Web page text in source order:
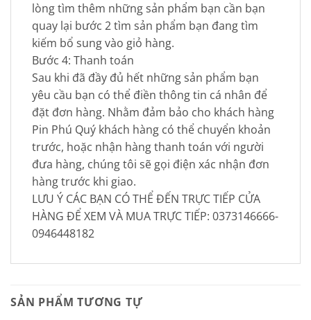
lòng tìm thêm những sản phẩm bạn cần bạn
quay lại bước 2 tìm sản phẩm bạn đang tìm
kiếm bổ sung vào giỏ hàng.
Bước 4: Thanh toán
Sau khi đã đầy đủ hết những sản phẩm bạn
yêu cầu bạn có thể điền thông tin cá nhân để
đặt đơn hàng. Nhằm đảm bảo cho khách hàng
Pin Phú Quý khách hàng có thể chuyển khoản
trước, hoặc nhận hàng thanh toán với người
đưa hàng, chúng tôi sẽ gọi điện xác nhận đơn
hàng trước khi giao.
LƯU Ý CÁC BẠN CÓ THỂ ĐẾN TRỰC TIẾP CỬA
HÀNG ĐỂ XEM VÀ MUA TRỰC TIẾP: 0373146666-
0946448182
SẢN PHẨM TƯƠNG TỰ